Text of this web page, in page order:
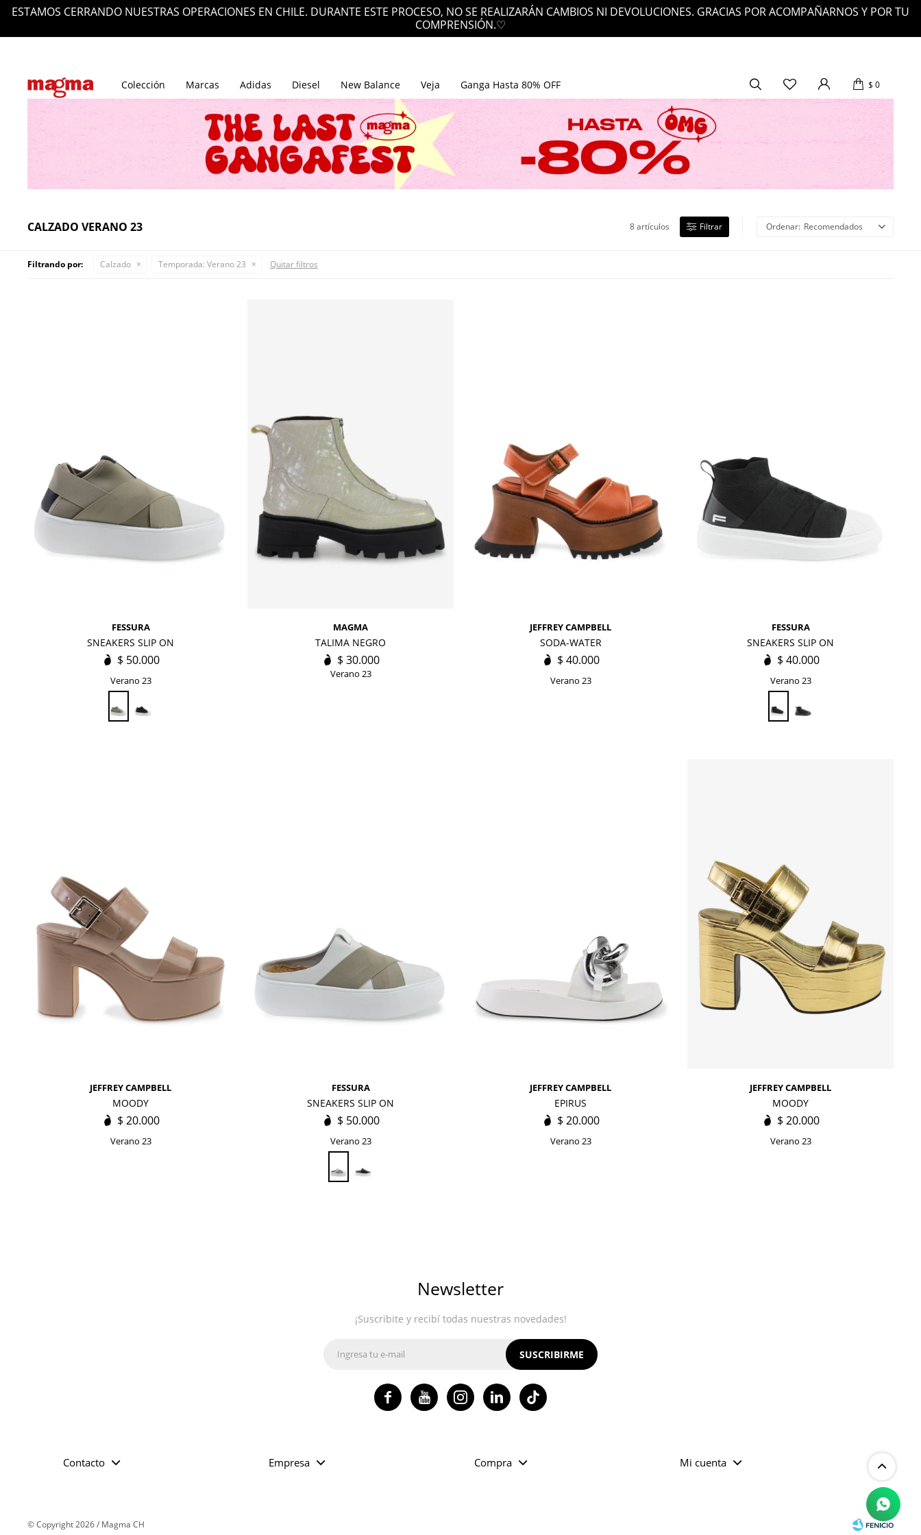
ESTAMOS CERRANDO NUESTRAS OPERACIONES EN CHILE. DURANTE ESTE PROCESO, NO SE REALIZARÁN CAMBIOS NI DEVOLUCIONES. GRACIAS POR ACOMPAÑARNOS Y POR TU
COMPRENSIÓN.♡
Colección Marcas Adidas Diesel New Balance Veja Ganga Hasta 80% OFF $ 0
CALZADO VERANO 23 8 artículos Recomendados
Filtrando por: Calzado Temporada: Verano 23 Quitar filtros
FESSURA
SNEAKERS SLIP ON
$ 50.000
Verano 23
MAGMA
TALIMA NEGRO
$ 30.000
Verano 23
JEFFREY CAMPBELL
SODA-WATER
$ 40.000
Verano 23
FESSURA
SNEAKERS SLIP ON
$ 40.000
Verano 23
JEFFREY CAMPBELL
MOODY
$ 20.000
Verano 23
FESSURA
SNEAKERS SLIP ON
$ 50.000
Verano 23
JEFFREY CAMPBELL
EPIRUS
$ 20.000
Verano 23
JEFFREY CAMPBELL
MOODY
$ 20.000
Verano 23
Contacto Empresa Compra Mi cuenta
Newsletter
¡Suscribite y recibí todas nuestras novedades!
SUSCRIBIRME
   
© Copyright 2026 / Magma CH